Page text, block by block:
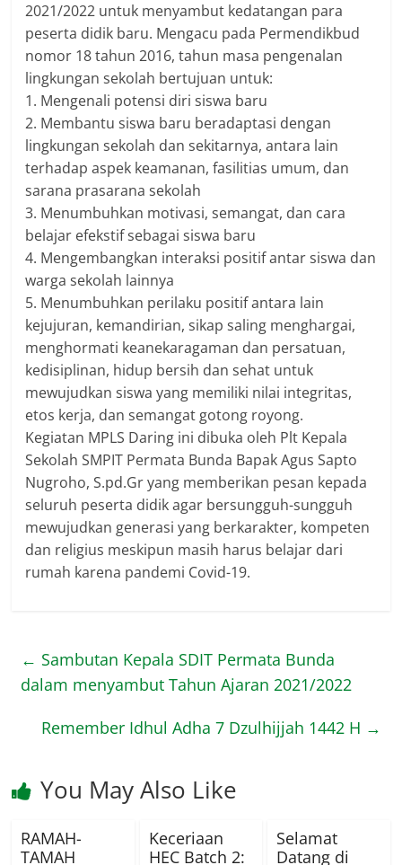
2021/2022 untuk menyambut kedatangan para
peserta didik baru. Mengacu pada Permendikbud
nomor 18 tahun 2016, tahun masa pengenalan
lingkungan sekolah bertujuan untuk:
1. Mengenali potensi diri siswa baru
2. Membantu siswa baru beradaptasi dengan
lingkungan sekolah dan sekitarnya, antara lain
terhadap aspek keamanan, fasilitias umum, dan
sarana prasarana sekolah
3. Menumbuhkan motivasi, semangat, dan cara
belajar efekstif sebagai siswa baru
4. Mengembangkan interaksi positif antar siswa dan
warga sekolah lainnya
5. Menumbuhkan perilaku positif antara lain
kejujuran, kemandirian, sikap saling menghargai,
menghormati keanekaragaman dan persatuan,
kedisiplinan, hidup bersih dan sehat untuk
mewujudkan siswa yang memiliki nilai integritas,
etos kerja, dan semangat gotong royong.
Kegiatan MPLS Daring ini dibuka oleh Plt Kepala
Sekolah SMPIT Permata Bunda Bapak Agus Sapto
Nugroho, S.pd.Gr yang memberikan pesan kepada
seluruh peserta didik agar bersungguh-sungguh
mewujudkan generasi yang berkarakter, kompeten
dan religius meskipun masih harus belajar dari
rumah karena pandemi Covid-19.
← Sambutan Kepala SDIT Permata Bunda
dalam menyambut Tahun Ajaran 2021/2022
Remember Idhul Adha 7 Dzulhijjah 1442 H →
You May Also Like
RAMAH-
TAMAH
Keceriaan
HEC Batch 2:
Selamat
Datang di